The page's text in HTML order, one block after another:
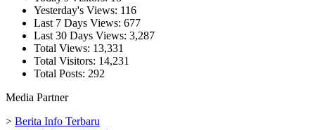
Yesterday's Views: 116
Last 7 Days Views: 677
Last 30 Days Views: 3,287
Total Views: 13,331
Total Visitors: 14,231
Total Posts: 292
Media Partner
> Berita Info Terbaru